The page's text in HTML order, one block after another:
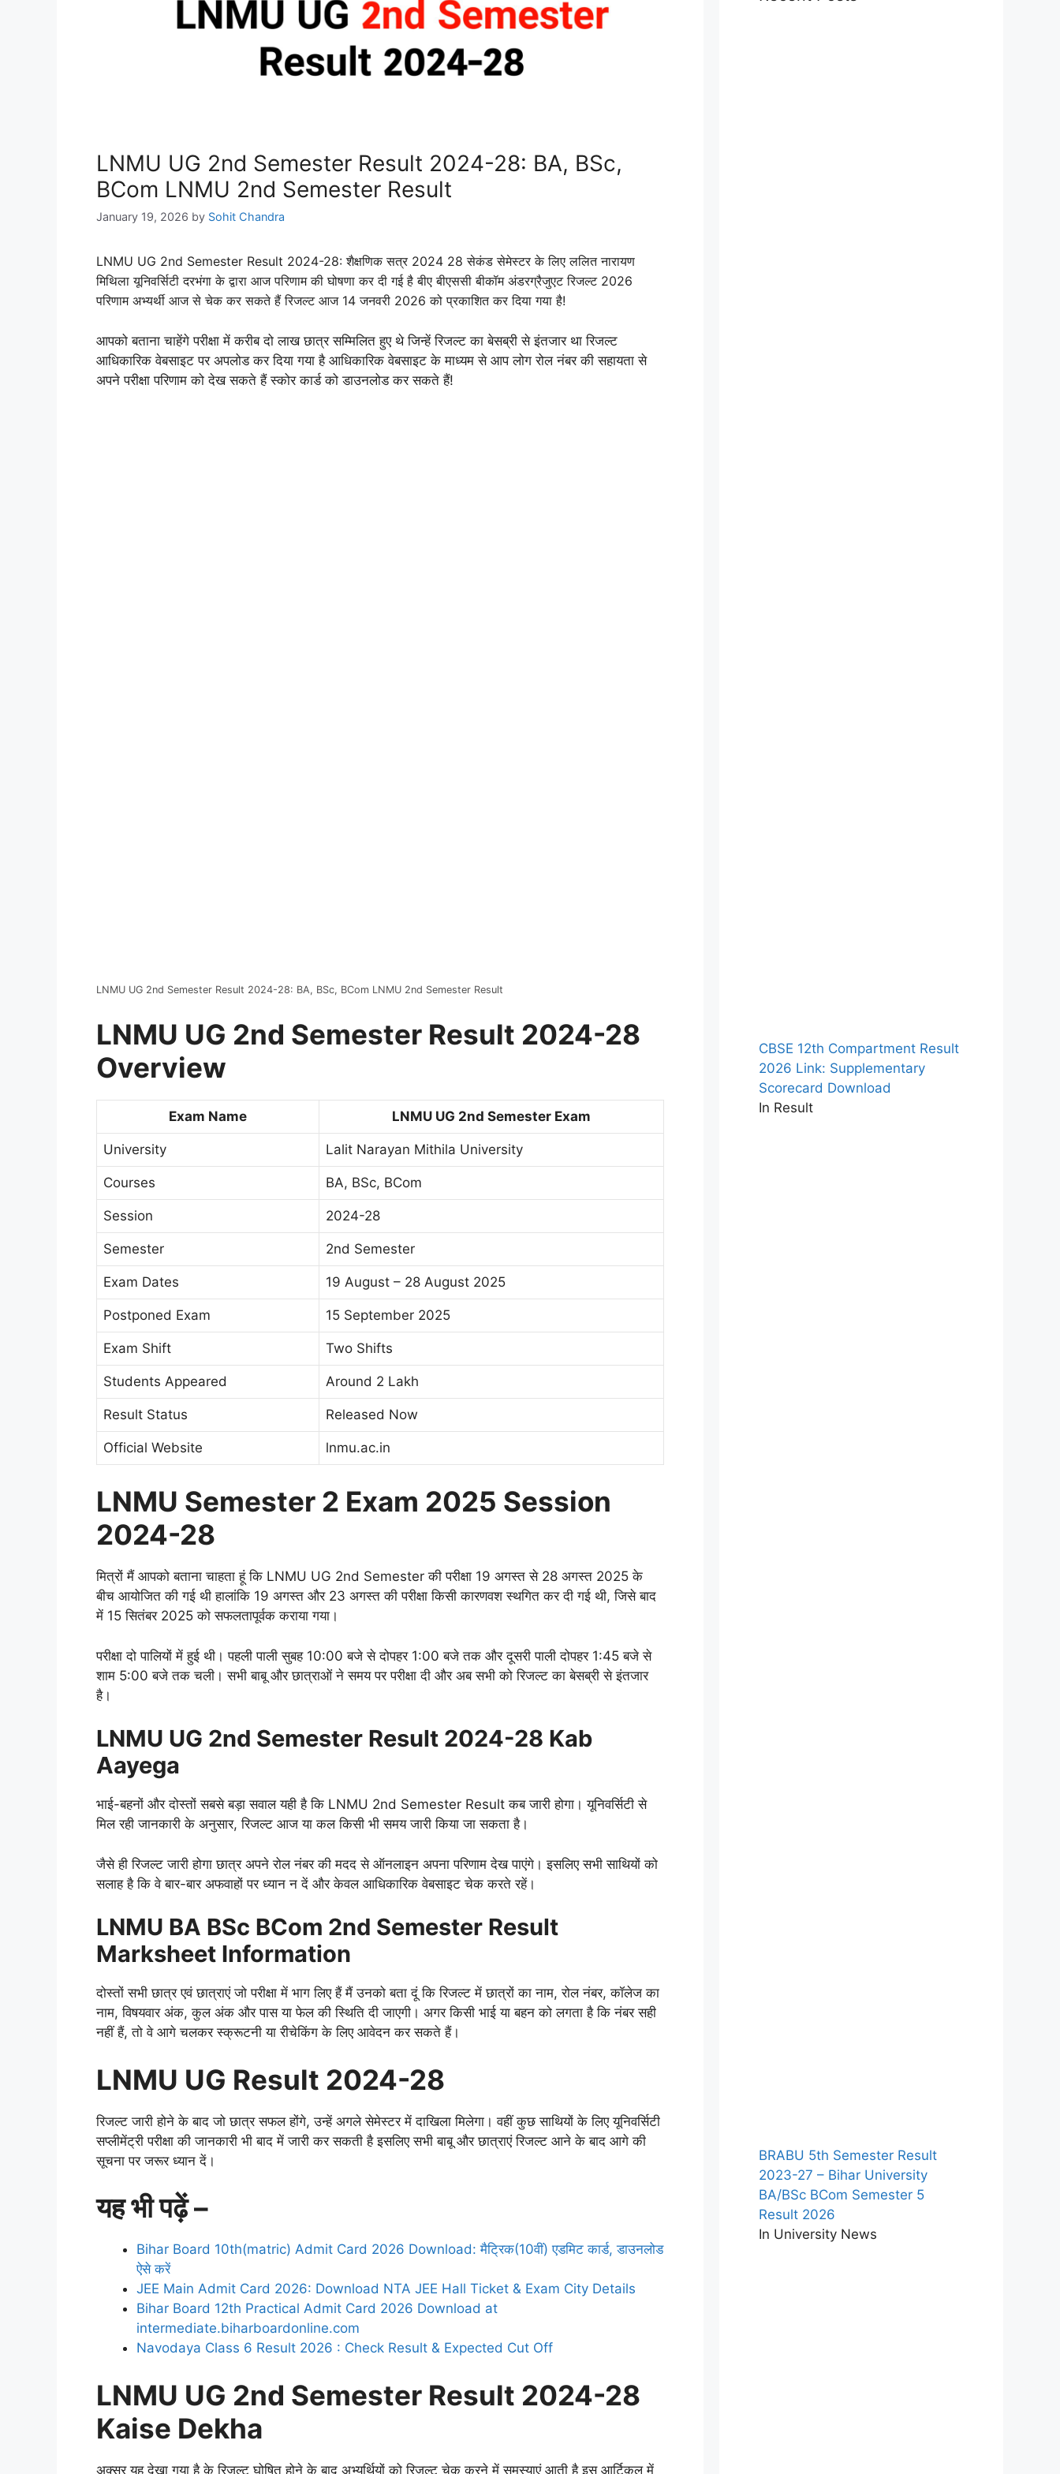
LNMU UG 2nd Semester Result 2024-28: BA, BSc,
BCom LNMU 2nd Semester Result
January 19, 2026 by Sohit Chandra
LNMU UG 2nd Semester Result 2024-28: शैक्षणिक सत्र 2024 28 सेकंड सेमेस्टर के लिए ललित नारायण
मिथिला यूनिवर्सिटी दरभंगा के द्वारा आज परिणाम की घोषणा कर दी गई है बीए बीएससी बीकॉम अंडरग्रैजुएट रिजल्ट 2026
परिणाम अभ्यर्थी आज से चेक कर सकते हैं रिजल्ट आज 14 जनवरी 2026 को प्रकाशित कर दिया गया है!
आपको बताना चाहेंगे परीक्षा में करीब दो लाख छात्र सम्मिलित हुए थे जिन्हें रिजल्ट का बेसब्री से इंतजार था रिजल्ट
आधिकारिक वेबसाइट पर अपलोड कर दिया गया है आधिकारिक वेबसाइट के माध्यम से आप लोग रोल नंबर की सहायता से
अपने परीक्षा परिणाम को देख सकते हैं स्कोर कार्ड को डाउनलोड कर सकते हैं!
LNMU UG 2nd Semester Result 2024-28: BA, BSc, BCom LNMU 2nd Semester Result
LNMU UG 2nd Semester Result 2024-28
Overview
Exam Name LNMU UG 2nd Semester Exam
University Lalit Narayan Mithila University
Courses BA, BSc, BCom
Session 2024-28
Semester 2nd Semester
Exam Dates 19 August – 28 August 2025
Postponed Exam 15 September 2025
Exam Shift Two Shifts
Students Appeared Around 2 Lakh
Result Status Released Now
Official Website lnmu.ac.in
LNMU Semester 2 Exam 2025 Session
2024-28
मित्रों मैं आपको बताना चाहता हूं कि LNMU UG 2nd Semester की परीक्षा 19 अगस्त से 28 अगस्त 2025 के
बीच आयोजित की गई थी हालांकि 19 अगस्त और 23 अगस्त की परीक्षा किसी कारणवश स्थगित कर दी गई थी, जिसे बाद
में 15 सितंबर 2025 को सफलतापूर्वक कराया गया।
परीक्षा दो पालियों में हुई थी। पहली पाली सुबह 10:00 बजे से दोपहर 1:00 बजे तक और दूसरी पाली दोपहर 1:45 बजे से
शाम 5:00 बजे तक चली। सभी बाबू और छात्राओं ने समय पर परीक्षा दी और अब सभी को रिजल्ट का बेसब्री से इंतजार
है।
LNMU UG 2nd Semester Result 2024-28 Kab
Aayega
भाई-बहनों और दोस्तों सबसे बड़ा सवाल यही है कि LNMU 2nd Semester Result कब जारी होगा। यूनिवर्सिटी से
मिल रही जानकारी के अनुसार, रिजल्ट आज या कल किसी भी समय जारी किया जा सकता है।
जैसे ही रिजल्ट जारी होगा छात्र अपने रोल नंबर की मदद से ऑनलाइन अपना परिणाम देख पाएंगे। इसलिए सभी साथियों को
सलाह है कि वे बार-बार अफवाहों पर ध्यान न दें और केवल आधिकारिक वेबसाइट चेक करते रहें।
LNMU BA BSc BCom 2nd Semester Result
Marksheet Information
दोस्तों सभी छात्र एवं छात्राएं जो परीक्षा में भाग लिए हैं मैं उनको बता दूं कि रिजल्ट में छात्रों का नाम, रोल नंबर, कॉलेज का
नाम, विषयवार अंक, कुल अंक और पास या फेल की स्थिति दी जाएगी। अगर किसी भाई या बहन को लगता है कि नंबर सही
नहीं हैं, तो वे आगे चलकर स्क्रूटनी या रीचेकिंग के लिए आवेदन कर सकते हैं।
LNMU UG Result 2024-28
रिजल्ट जारी होने के बाद जो छात्र सफल होंगे, उन्हें अगले सेमेस्टर में दाखिला मिलेगा। वहीं कुछ साथियों के लिए यूनिवर्सिटी
सप्लीमेंट्री परीक्षा की जानकारी भी बाद में जारी कर सकती हैइसलिए सभी बाबू और छात्राएं रिजल्ट आने के बाद आगे की
सूचना पर जरूर ध्यान दें।
यह भी पढ़ें –
Bihar Board 10th(matric) Admit Card 2026 Download: मैट्रिक(10वीं) एडमिट कार्ड, डाउनलोड
ऐसे करें
JEE Main Admit Card 2026: Download NTA JEE Hall Ticket & Exam City Details
Bihar Board 12th Practical Admit Card 2026 Download at
intermediate.biharboardonline.com
Navodaya Class 6 Result 2026 : Check Result & Expected Cut Off
LNMU UG 2nd Semester Result 2024-28
Kaise Dekha
अक्सर यह देखा गया है के रिजल्ट घोषित होने के बाद अभ्यर्थियों को रिजल्ट चेक करने में समस्याएं आती है इस आर्टिकल में
CBSE 12th Compartment Result
2026 Link: Supplementary
Scorecard Download
In Result
BRABU 5th Semester Result
2023-27 – Bihar University
BA/BSc BCom Semester 5
Result 2026
In University News